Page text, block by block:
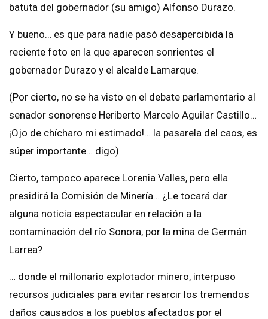
batuta del gobernador (su amigo) Alfonso Durazo.
Y bueno… es que para nadie pasó desapercibida la
reciente foto en la que aparecen sonrientes el
gobernador Durazo y el alcalde Lamarque.
(Por cierto, no se ha visto en el debate parlamentario al
senador sonorense Heriberto Marcelo Aguilar Castillo…
¡Ojo de chícharo mi estimado!… la pasarela del caos, es
súper importante… digo)
Cierto, tampoco aparece Lorenia Valles, pero ella
presidirá la Comisión de Minería… ¿Le tocará dar
alguna noticia espectacular en relación a la
contaminación del río Sonora, por la mina de Germán
Larrea?
… donde el millonario explotador minero, interpuso
recursos judiciales para evitar resarcir los tremendos
daños causados a los pueblos afectados por el